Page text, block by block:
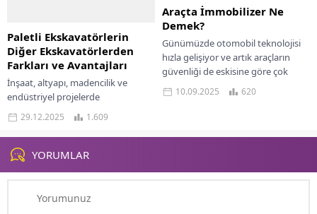
yaşadı. Ford,...
Paletli Ekskavatörlerin
Diğer Ekskavatörlerden
Farkları ve Avantajları
İnşaat, altyapı, madencilik ve
endüstriyel projelerde
ekskavatörler, iş sürekliliğinin ve
verimliliğin temel taşlarındandır. Bu
bağlamda doğru ekskavatör tipini
seçmek, hem...
29.12.2025 1.609
Araçta İmmobilizer Ne
Demek?
Günümüzde otomobil teknolojisi
hızla gelişiyor ve artık araçların
güvenliği de eskisine göre çok
daha fazla önemseniyor. İşte bu
noktada devreye...
10.09.2025 620
YORUMLAR